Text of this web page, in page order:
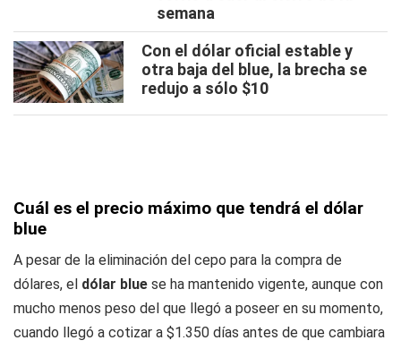
semana
Con el dólar oficial estable y
otra baja del blue, la brecha se
redujo a sólo $10
Cuál es el precio máximo que tendrá el dólar
blue
A pesar de la eliminación del cepo para la compra de
dólares, el dólar blue se ha mantenido vigente, aunque con
mucho menos peso del que llegó a poseer en su momento,
cuando llegó a cotizar a $1.350 días antes de que cambiara